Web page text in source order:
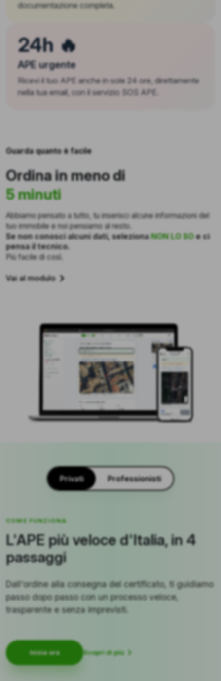
documentazione completa.
24h 🔥
APE urgente
Ricevi il tuo APE anche in sole 24 ore, direttamente
nella tua email, con il servizio SOS APE.
Guarda quanto è facile
Ordina in meno di
5 minuti
Abbiamo pensato a tutto, tu inserisci alcune informazioni del
tuo immobile e noi pensiamo al resto.
Se non conosci alcuni dati, selezionaNON LO SOe ci
pensa il tecnico.
Più facile di così.
Vai al modulo
Privati Professionisti
COME FUNZIONA
L'APE più veloce d'Italia, in 4
passaggi
Dall'ordine alla consegna del certificato, ti guidiamo
passo dopo passo con un processo veloce,
trasparente e senza imprevisti.
Inizia ora Scopri di più